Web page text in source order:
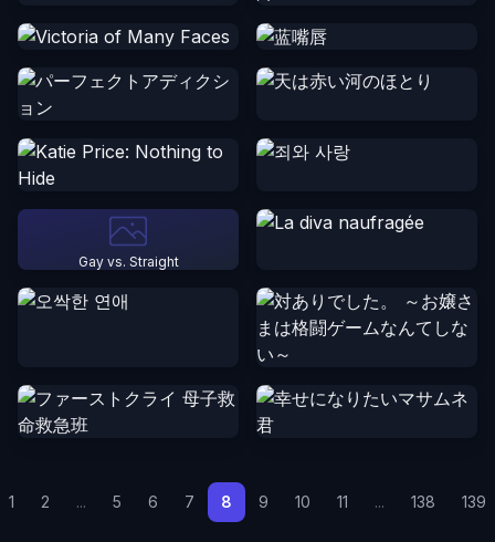
Gay vs. Straight
1 2 ... 5 6 7 8 9 10 11 ... 138 139